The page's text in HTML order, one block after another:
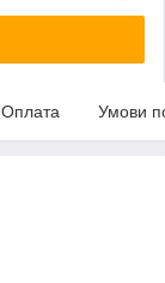
Оплата Умови